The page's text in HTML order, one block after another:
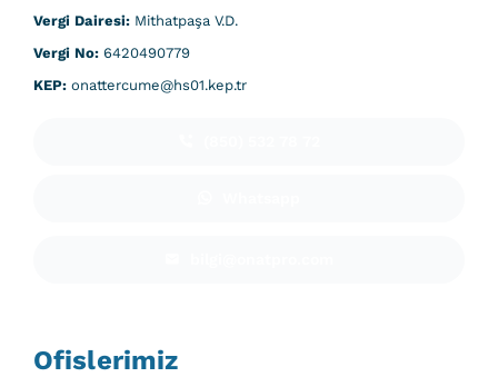
Vergi Dairesi:Mithatpaşa V.D.
Vergi No:6420490779
KEP:onattercume@hs01.kep.tr
Ofislerimiz